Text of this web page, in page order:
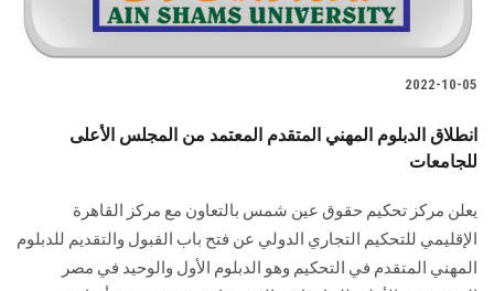
2022-10-05
انطلاق الدبلوم المهني المتقدم المعتمد من المجلس الأعلى
للجامعات
يعلن مركز تحكيم حقوق عين شمس بالتعاون مع مركز القاهرة
الإقليمي للتحكيم التجاري الدولي عن فتح باب القبول والتقديم للدبلوم
المهني المتقدم في التحكيم وهو الدبلوم الأول والوحيد في مصر